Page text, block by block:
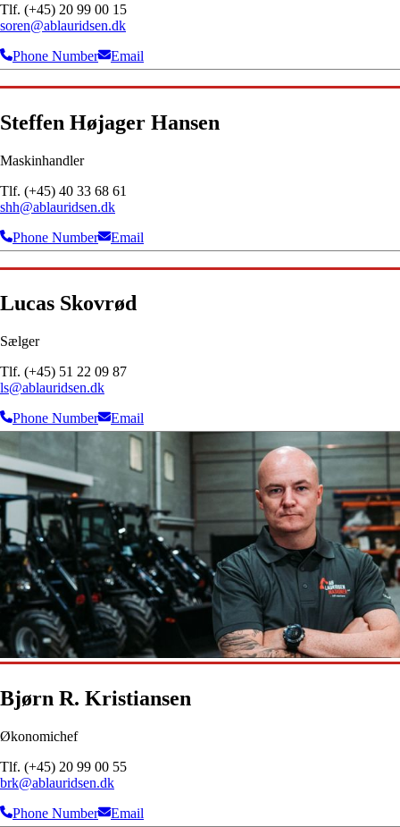
Tlf. (+45) 20 99 00 15
soren@ablauridsen.dk
Phone Number
Email
Steffen Højager Hansen
Maskinhandler
Tlf. (+45) 40 33 68 61
shh@ablauridsen.dk
Phone Number
Email
Lucas Skovrød
Sælger
Tlf. (+45) 51 22 09 87
ls@ablauridsen.dk
Phone Number
Email
Bjørn R. Kristiansen
Økonomichef
Tlf. (+45) 20 99 00 55
brk@ablauridsen.dk
Phone Number
Email